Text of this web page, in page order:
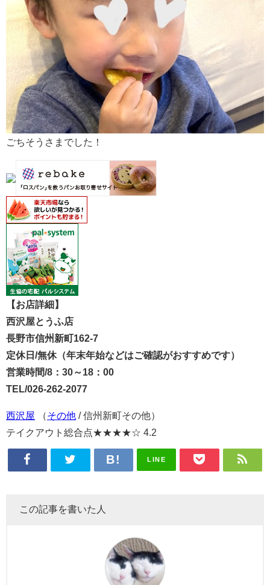
ごちそうさまでした！
【お店詳細】
西沢屋とうふ店
長野市信州新町162-7
定休日/無休（年末年始などはご確認がおすすめです）
営業時間/8：30～18：00
TEL/026-262-2077
西沢屋 （その他 / 信州新町その他）
テイクアウト総合点★★★★☆ 4.2
LINE
この記事を書いた人